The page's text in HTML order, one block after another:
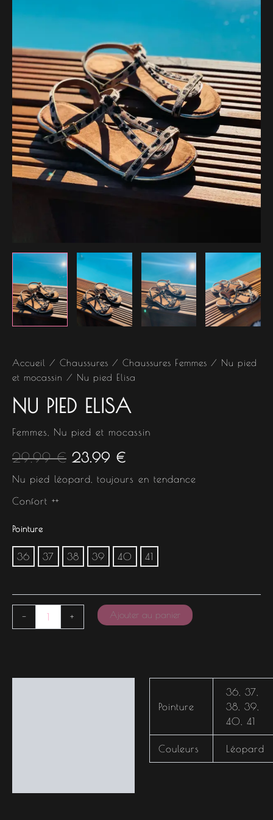
Accueil / Chaussures / Chaussures Femmes / Nu pied
et mocassin / Nu pied Elisa
NU PIED ELISA
Femmes Nu pied et mocassin
29.99€ 23.99 €
Nu pied léopard, toujours en tendance
Confort ++
Pointure
36 37 38 39 40 41
- + Ajouter au panier
Pointure
36 ,37
38 ,39
40
,41
Couleurs Léopard